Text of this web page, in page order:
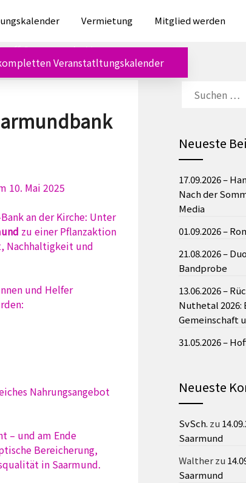
Vermietung Mitglied werden
Veranstatltungskalender
10. Mai 2025
an der Kirche: Unter
zu einer Pflanzaktion
Nachhaltigkeit und
und Helfer
Nahrungsangebot
– und am Ende
Bereicherung,
in Saarmund.
NACH:
Neueste
17.09.2026 –
Nach der
Media
01.09.2026 –
21.08.2026 –
Bandprobe
13.06.2026 –
Nuthetal 2026:
Gemeinschaft
31.05.2026 –
Neueste
SvSch. zu
Saarmund
Waltherzu
Saarmund